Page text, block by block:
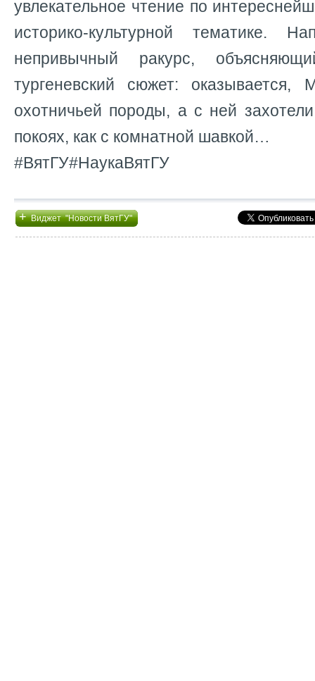
увлекательное чтение по
историко-культурной тематике.
непривычный ракурс,
тургеневский сюжет:
охотничьей породы, а с ней
покоях, как с комнатной шавкой…
#ВятГУ#НаукаВятГУ
+Виджет "Новости ВятГУ"